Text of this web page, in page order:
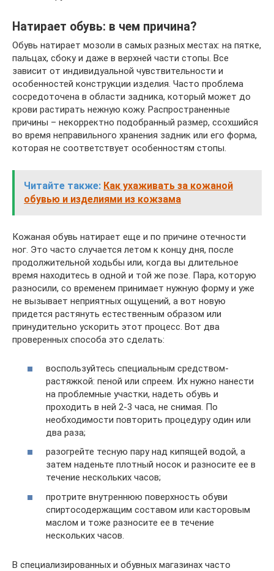
Натирает обувь: в чем причина?
Обувь натирает мозоли в самых разных местах: на пятке,
пальцах, сбоку и даже в верхней части стопы. Все
зависит от индивидуальной чувствительности и
особенностей конструкции изделия. Часто проблема
сосредоточена в области задника, который может до
крови растирать нежную кожу. Распространенные
причины – некорректно подобранный размер, ссохшийся
во время неправильного хранения задник или его форма,
которая не соответствует особенностям стопы.
Читайте также: Как ухаживать за кожаной
обувью и изделиями из кожзама
Кожаная обувь натирает еще и по причине отечности
ног. Это часто случается летом к концу дня, после
продолжительной ходьбы или, когда вы длительное
время находитесь в одной и той же позе. Пара, которую
разносили, со временем принимает нужную форму и уже
не вызывает неприятных ощущений, а вот новую
придется растянуть естественным образом или
принудительно ускорить этот процесс. Вот два
проверенных способа это сделать:
воспользуйтесь специальным средством-
растяжкой: пеной или спреем. Их нужно нанести
на проблемные участки, надеть обувь и
проходить в ней 2-3 часа, не снимая. По
необходимости повторить процедуру один или
два раза;
разогрейте тесную пару над кипящей водой, а
затем наденьте плотный носок и разносите ее в
течение нескольких часов;
протрите внутреннюю поверхность обуви
спиртосодержащим составом или касторовым
маслом и тоже разносите ее в течение
нескольких часов.
В специализированных и обувных магазинах часто